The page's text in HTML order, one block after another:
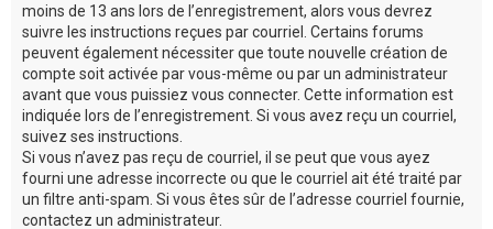
moins de 13 ans lors de l’enregistrement, alors vous devrez
suivre les instructions reçues par courriel. Certains forums
peuvent également nécessiter que toute nouvelle création de
compte soit activée par vous-même ou par un administrateur
avant que vous puissiez vous connecter. Cette information est
indiquée lors de l’enregistrement. Si vous avez reçu un courriel,
suivez ses instructions.
Si vous n’avez pas reçu de courriel, il se peut que vous ayez
fourni une adresse incorrecte ou que le courriel ait été traité par
un filtre anti-spam. Si vous êtes sûr de l’adresse courriel fournie,
contactez un administrateur.